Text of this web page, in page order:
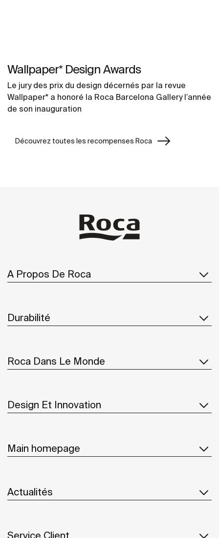
Wallpaper* Design Awards
Le jury des prix du design décernés par la revue
Wallpaper* a honoré la Roca Barcelona Gallery l’année
de son inauguration
Découvrez toutes les recompenses Roca
A Propos De Roca
Durabilité
Roca Dans Le Monde
Design Et Innovation
Main homepage
Actualités
Service Client